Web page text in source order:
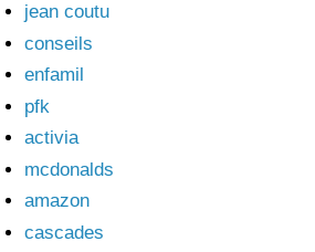
jean coutu
conseils
enfamil
pfk
activia
mcdonalds
amazon
cascades